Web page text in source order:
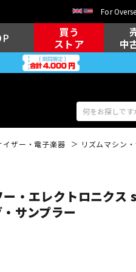
For
買う
ストア
中
イザー・電子楽器 リズムマシン
ー・エレクトロニク
サンプラー